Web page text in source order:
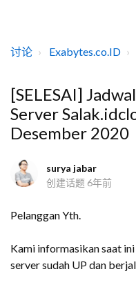
讨论 Exabytes.co.ID
[SELESAI]
Server
Desember 2020
surya jabar
创建话题 6年前
Pelanggan Yth.
Kami informasikan saat
server sudah UP dan